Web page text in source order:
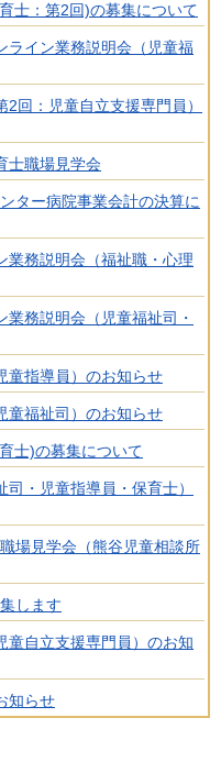
士：第2回)の募集について
ライン業務説明会（児童福
回：児童自立支援専門員）
士職場見学会
ター病院事業会計の決算に
業務説明会（福祉職・心理
務説明会（児童福祉司・
童指導員）のお知らせ
童福祉司）のお知らせ
士)の募集について
・児童指導員・保育士）
場見学会（熊谷児童相談所
します
童自立支援専門員）のお知
知らせ